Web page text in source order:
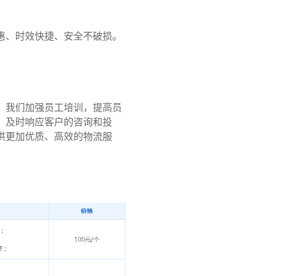
时效快捷、安全不破损。
们加强员工培训，提高员
及时响应客户的咨询和投
更加优质、高效的物流服